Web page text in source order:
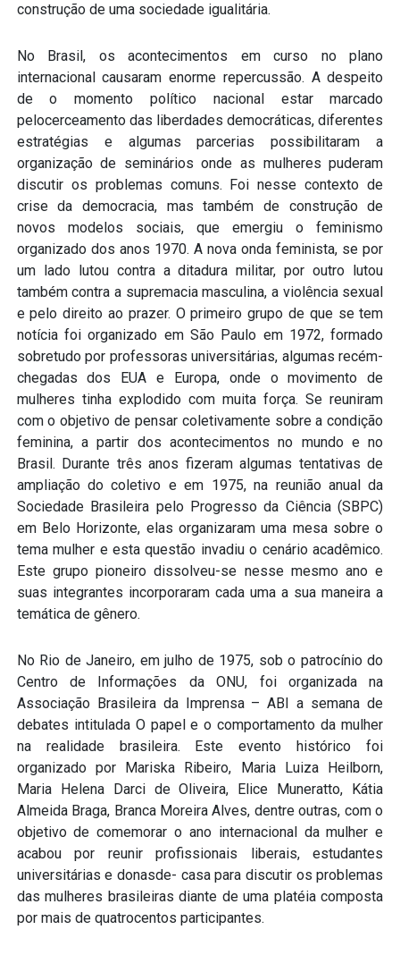
construção de uma sociedade igualitária.
No Brasil, os acontecimentos em curso no plano
internacional causaram enorme repercussão. A despeito
de o momento político nacional estar marcado
pelocerceamento das liberdades democráticas, diferentes
estratégias e algumas parcerias possibilitaram a
organização de seminários onde as mulheres puderam
discutir os problemas comuns. Foi nesse contexto de
crise da democracia, mas também de construção de
novos modelos sociais, que emergiu o feminismo
organizado dos anos 1970. A nova onda feminista, se por
um lado lutou contra a ditadura militar, por outro lutou
também contra a supremacia masculina, a violência sexual
e pelo direito ao prazer. O primeiro grupo de que se tem
notícia foi organizado em São Paulo em 1972, formado
sobretudo por professoras universitárias, algumas recém-
chegadas dos EUA e Europa, onde o movimento de
mulheres tinha explodido com muita força. Se reuniram
com o objetivo de pensar coletivamente sobre a condição
feminina, a partir dos acontecimentos no mundo e no
Brasil. Durante três anos fizeram algumas tentativas de
ampliação do coletivo e em 1975, na reunião anual da
Sociedade Brasileira pelo Progresso da Ciência (SBPC)
em Belo Horizonte, elas organizaram uma mesa sobre o
tema mulher e esta questão invadiu o cenário acadêmico.
Este grupo pioneiro dissolveu-se nesse mesmo ano e
suas integrantes incorporaram cada uma a sua maneira a
temática de gênero.
No Rio de Janeiro, em julho de 1975, sob o patrocínio do
Centro de Informações da ONU, foi organizada na
Associação Brasileira da Imprensa – ABI a semana de
debates intitulada O papel e o comportamento da mulher
na realidade brasileira. Este evento histórico foi
organizado por Mariska Ribeiro, Maria Luiza Heilborn,
Maria Helena Darci de Oliveira, Elice Muneratto, Kátia
Almeida Braga, Branca Moreira Alves, dentre outras, com o
objetivo de comemorar o ano internacional da mulher e
acabou por reunir profissionais liberais, estudantes
universitárias e donasde- casa para discutir os problemas
das mulheres brasileiras diante de uma platéia composta
por mais de quatrocentos participantes.